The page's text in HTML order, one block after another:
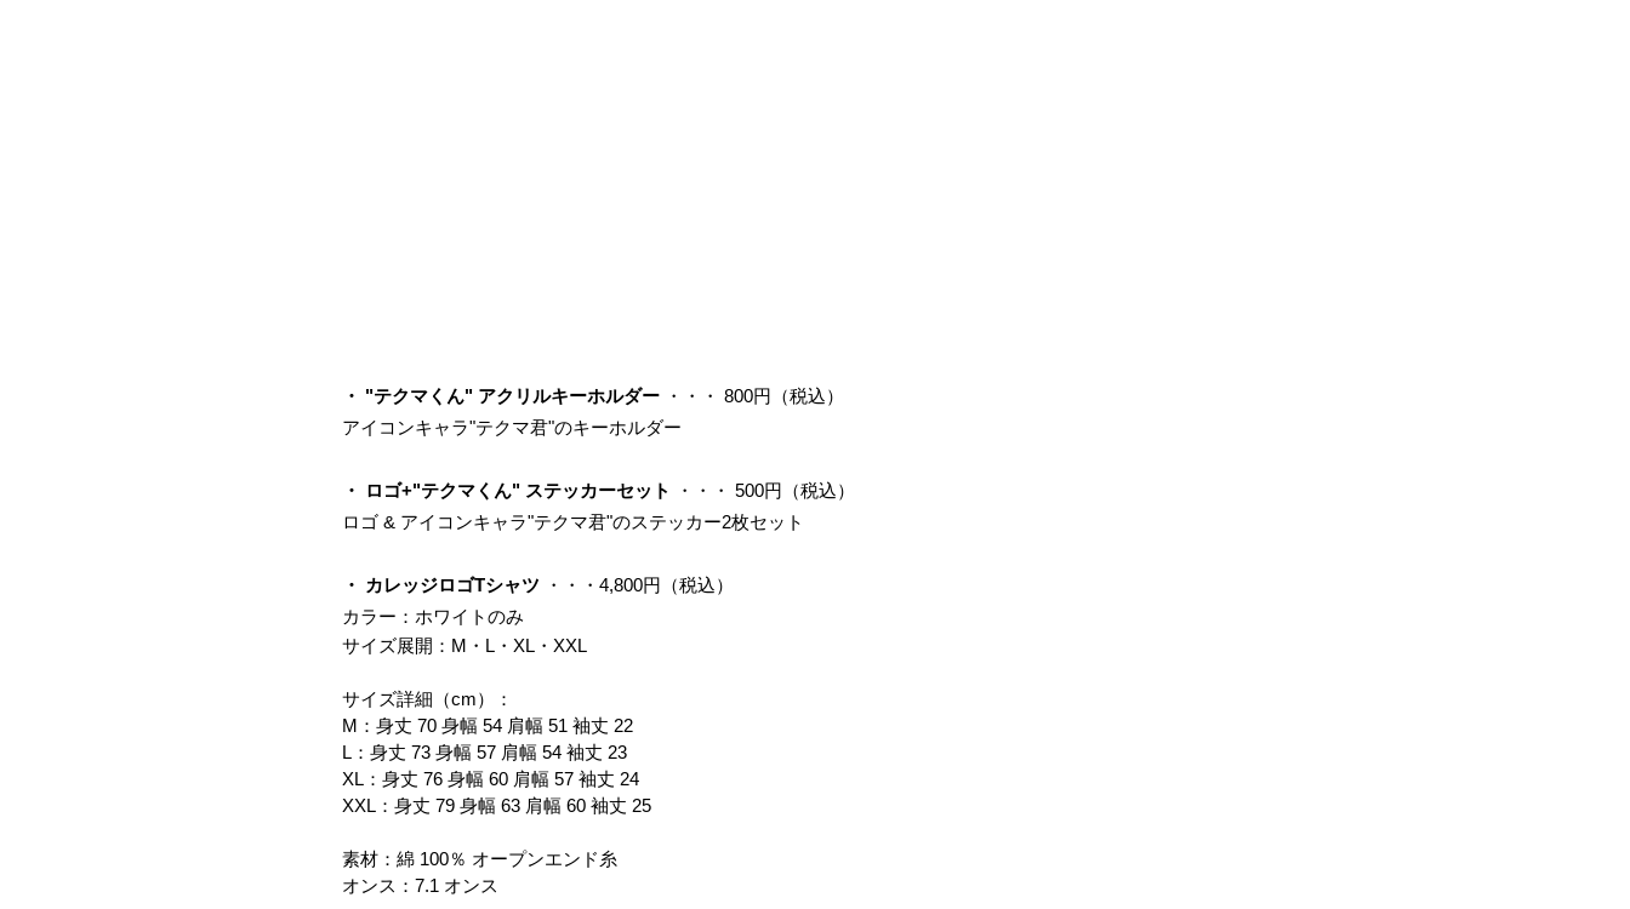
・ "テクマくん" アクリルキーホルダー ・・・ 800円（税込）
アイコンキャラ"テクマ君"のキーホルダー
・ ロゴ+"テクマくん" ステッカーセット
・・・ 500円（税込）
ロゴ & アイコンキャラ"テクマ君"のステッカー2枚セット
・ カレッジロゴTシャツ
・・・4,800円（税込）
カラー：ホワイトのみ
サイズ展開：M・L・XL・XXL
サイズ詳細（cm）：
M：身丈 70 身幅 54 肩幅 51 袖丈 22
L：身丈 73 身幅 57 肩幅 54 袖丈 23
XL：身丈 76 身幅 60 肩幅 57 袖丈 24
XXL：身丈 79 身幅 63 肩幅 60 袖丈 25
素材：綿 100％ オープンエンド糸
オンス：7.1 オンス